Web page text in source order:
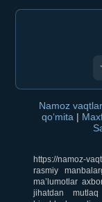
Namoz
qo‘mita |
https://namoz-
rasmiy
ma’lumotlar
jihatdan